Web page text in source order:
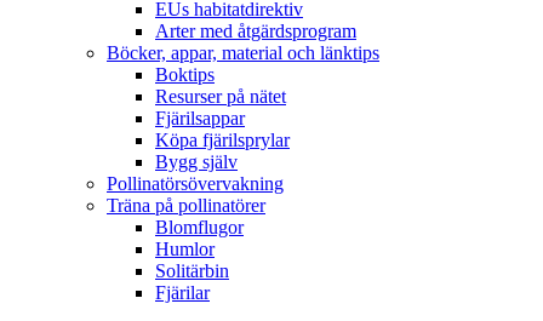
EUs habitatdirektiv
Arter med åtgärdsprogram
Böcker, appar, material och länktips
Boktips
Resurser på nätet
Fjärilsappar
Köpa fjärilsprylar
Bygg själv
Pollinatörsövervakning
Träna på pollinatörer
Blomflugor
Humlor
Solitärbin
Fjärilar